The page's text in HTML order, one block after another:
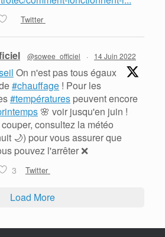
Twitter
@sowee_officiel · 14 Juin 2022
On n'est pas tous égaux
#chauffage ! Pour les
#températures peuvent encore
🌸 voir jusqu'en juin !
consultez la météo
🌙) pour vous assurer que
pouvez l'arrêter ❌
3 Twitter
Load More